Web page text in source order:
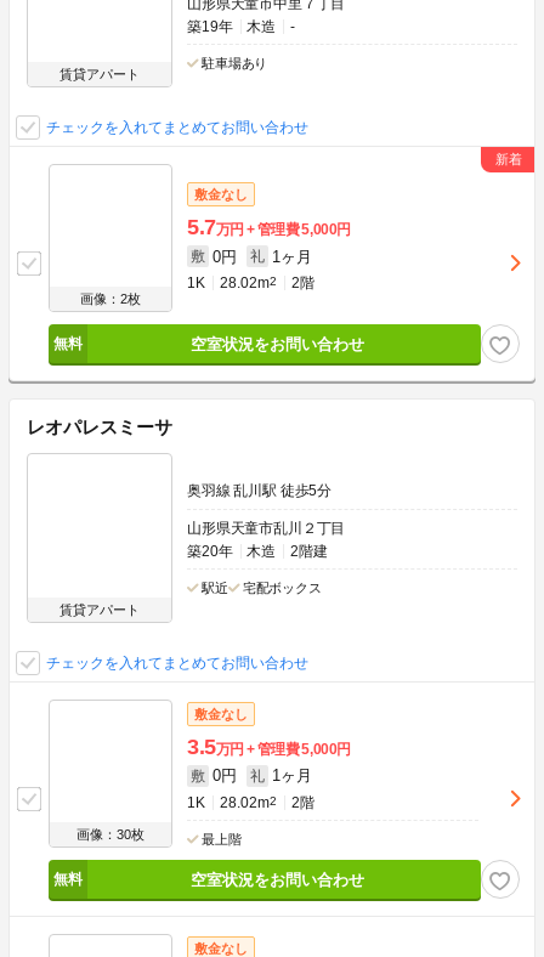
賃貸アパート
山形県天童市中里７丁目
築19年
木造 -
駐車場あり
チェックを入れてまとめてお問い合わせ
画像：2枚
敷金なし
5.7万円 管理費5,000円
敷 0円 礼 1ヶ月
1K 28.02m2 2階
空室状況をお問い合わせ
レオパレスミーサ
賃貸アパート
奥羽線 乱川駅 徒歩5分
山形県天童市乱川２丁目
築20年
木造 2階建
駅近 宅配ボックス
チェックを入れてまとめてお問い合わせ
画像：30枚
敷金なし
3.5万円 管理費5,000円
敷 0円 礼 1ヶ月
1K 28.02m2 2階
最上階
空室状況をお問い合わせ
敷金なし